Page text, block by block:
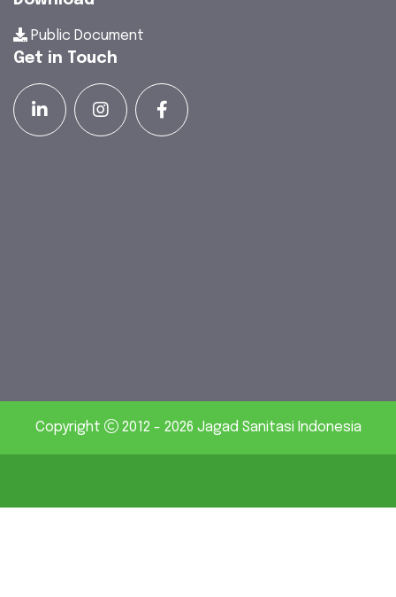
Public Document
Get in Touch
Copyright 2012 - 2026 Jagad Sanitasi Indonesia